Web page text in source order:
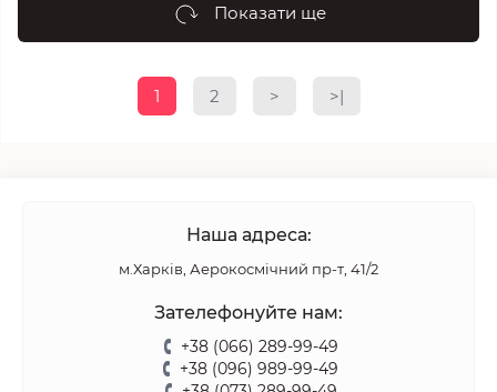
Показати ще
1 2 > >|
Наша адреса:
м.Харків, Аерокосмічний пр-т, 41/2
Зателефонуйте нам:
+38 (066) 289-99-49
+38 (096) 989-99-49